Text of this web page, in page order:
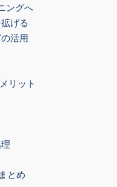
ングへ
げる
活用
リット
とめ